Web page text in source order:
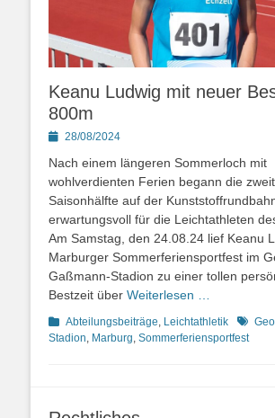
Keanu Ludwig mit neuer
800m
Posted28/08/2024
Nach einem längeren Sommerloch mit
wohlverdienten Ferien begann die
Saisonhälfte auf der
erwartungsvoll für die Leichtathleten
Am Samstag, den 24.08.24 lief Keanu
Marburger Sommerferiensportfest im
Gaßmann-Stadion zu einer tollen
Bestzeit über Weiterlesen …
Kategorien
Abteilungsbeiträge, Leichtathletik
Stadion, Marburg, Sommerferiensportfest